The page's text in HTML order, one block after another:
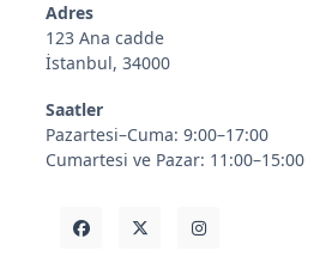
Adres
123 Ana cadde
İstanbul, 34000
Saatler
Pazartesi–Cuma: 9:00–17:00
Cumartesi ve Pazar: 11:00–15:00